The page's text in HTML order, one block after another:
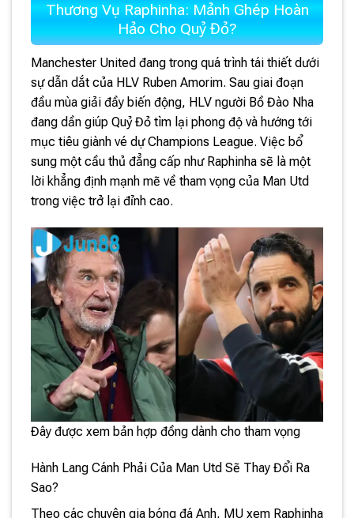
Thương Vụ Raphinha: Mảnh Ghép Hoàn
Hảo Cho Quỷ Đỏ?
Manchester United đang trong quá trình tái thiết dưới
sự dẫn dắt của HLV Ruben Amorim. Sau giai đoạn
đầu mùa giải đầy biến động, HLV người Bồ Đào Nha
đang dần giúp Quỷ Đỏ tìm lại phong độ và hướng tới
mục tiêu giành vé dự Champions League. Việc bổ
sung một cầu thủ đẳng cấp như Raphinha sẽ là một
lời khẳng định mạnh mẽ về tham vọng của Man Utd
trong việc trở lại đỉnh cao.
Đây được xem bản hợp đồng dành cho tham vọng
Hành Lang Cánh Phải Của Man Utd Sẽ Thay Đổi Ra
Sao?
Theo các chuyên gia bóng đá Anh, MU xem Raphinha